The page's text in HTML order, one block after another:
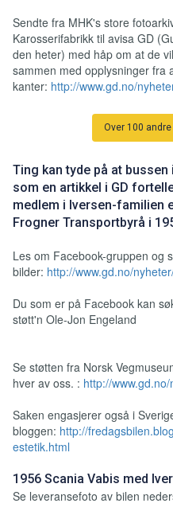
Sendte fra MHK's store
Karosserifabrikk til avisa GD
den heter) med håp om at de
sammen med opplysninger fra
kanter: http://www.gd.no/
Over 100
Ting kan tyde på at
som en artikkel i GD
medlem i Iversen-familien
Frogner Transportbyrå i
Les om Facebook-gruppen og
bilder: http://www.gd.no/
Du som er på Facebook kan
støtt'n Ole-Jon Engeland
Se støtten fra Norsk
hver av oss. : http://
Saken engasjerer også i
bloggen: http://
estetik.html
1956 Scania Vabis med
Se leveransefoto av bilen